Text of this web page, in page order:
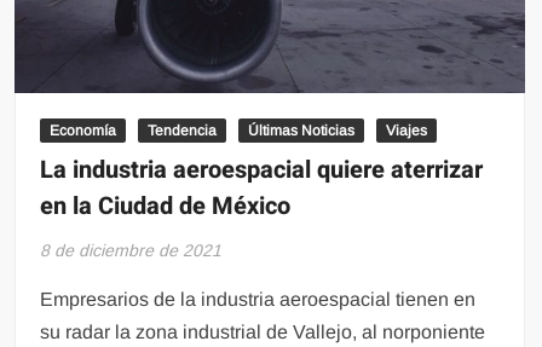
nivel
mundial
Economía Tendencia Últimas Noticias Viajes
La industria aeroespacial quiere aterrizar
en la Ciudad de México
8 de diciembre de 2021
Empresarios de la industria aeroespacial tienen en
su radar la zona industrial de Vallejo, al norponiente